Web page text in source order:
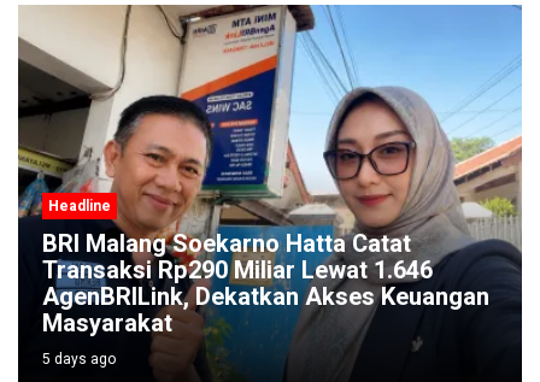
Headline
Festival Kali Brantas #5 Gaungkan
Pelestarian Sungai Lewat Ritual Budaya
di Titik Nol Sumber Brantas
5 days ago